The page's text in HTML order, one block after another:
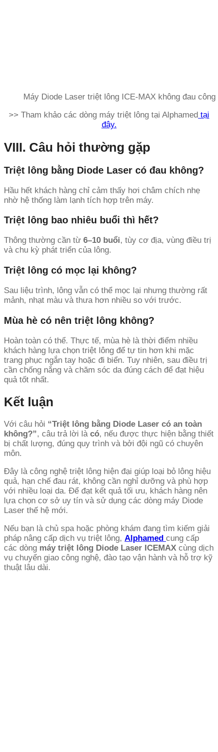
Máy Diode Laser triệt lông ICE-MAX không đau
>> Tham khảo các dòng máy triệt lông tại Alphamed tại
đây.
VIII. Câu hỏi thường gặp
Triệt lông bằng Diode Laser có đau không?
Hầu hết khách hàng chỉ cảm thấy hơi châm chích nhẹ
nhờ hệ thống làm lạnh tích hợp trên máy.
Triệt lông bao nhiêu buổi thì hết?
Thông thường cần từ 6–10 buổi, tùy cơ địa, vùng điều trị
và chu kỳ phát triển của lông.
Triệt lông có mọc lại không?
Sau liệu trình, lông vẫn có thể mọc lại nhưng thường rất
mảnh, nhạt màu và thưa hơn nhiều so với trước.
Mùa hè có nên triệt lông không?
Hoàn toàn có thể. Thực tế, mùa hè là thời điểm nhiều
khách hàng lựa chọn triệt lông để tự tin hơn khi mặc
trang phục ngắn tay hoặc đi biển. Tuy nhiên, sau điều trị
cần chống nắng và chăm sóc da đúng cách để đạt hiệu
quả tốt nhất.
Kết luận
Với câu hỏi “Triệt lông bằng Diode Laser có an toàn
không?”, câu trả lời là có, nếu được thực hiện bằng thiết
bị chất lượng, đúng quy trình và bởi đội ngũ có chuyên
môn.
Đây là công nghệ triệt lông hiện đại giúp loại bỏ lông hiệu
quả, hạn chế đau rát, không cần nghỉ dưỡng và phù hợp
với nhiều loại da. Để đạt kết quả tối ưu, khách hàng nên
lựa chọn cơ sở uy tín và sử dụng các dòng máy Diode
Laser thế hệ mới.
Nếu bạn là chủ spa hoặc phòng khám đang tìm kiếm giải
pháp nâng cấp dịch vụ triệt lông, Alphamed cung cấp
các dòng máy triệt lông Diode Laser ICEMAX cùng dịch
vụ chuyển giao công nghệ, đào tạo vận hành và hỗ trợ kỹ
thuật lâu dài.